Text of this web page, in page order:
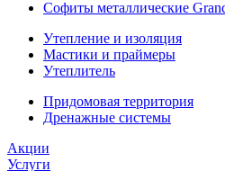
Софиты металлические
Утепление и изоляция
Мастики и праймеры
Утеплитель
Придомовая территория
Дренажные системы
Акции
Услуги